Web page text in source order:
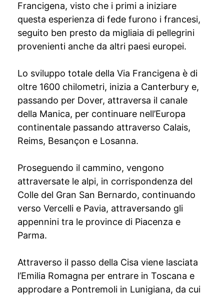
Francigena, visto che i primi a iniziare
questa esperienza di fede furono i francesi,
seguito ben presto da migliaia di pellegrini
provenienti anche da altri paesi europei.
Lo sviluppo totale della Via Francigena è di
oltre 1600 chilometri, inizia a Canterbury e,
passando per Dover, attraversa il canale
della Manica, per continuare nell’Europa
continentale passando attraverso Calais,
Reims, Besançon e Losanna.
Proseguendo il cammino, vengono
attraversate le alpi, in corrispondenza del
Colle del Gran San Bernardo, continuando
verso Vercelli e Pavia, attraversando gli
appennini tra le province di Piacenza e
Parma.
Attraverso il passo della Cisa viene lasciata
l’Emilia Romagna per entrare in Toscana e
approdare a Pontremoli in Lunigiana, da cui